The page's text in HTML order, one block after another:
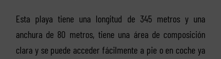
Esta playa tiene una longitud de 345 metros y una
anchura de 80 metros, tiene una área de composición
clara y se puede acceder fácilmente a pie o en coche ya